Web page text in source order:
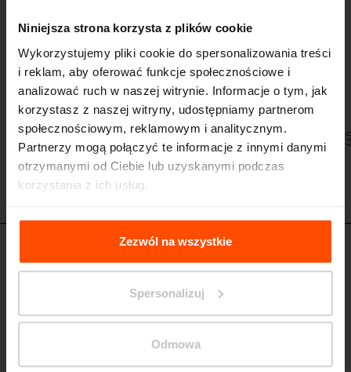
Niniejsza strona korzysta z plików cookie
Wykorzystujemy pliki cookie do spersonalizowania treści
i reklam, aby oferować funkcje społecznościowe i
analizować ruch w naszej witrynie. Informacje o tym, jak
korzystasz z naszej witryny, udostępniamy partnerom
społecznościowym, reklamowym i analitycznym.
Partnerzy mogą połączyć te informacje z innymi danymi
otrzymanymi od Ciebie lub uzyskanymi podczas
korzystania z ich usług.
Więcej informacji można znaleźć na stroniePrinciples
Relating to the Processing Personal Data
Zezwól na wszystkie
Spersonalizuj
Odmowa
Krata ochronna wokół drzew
wielofunkcyjna, konstrukcja stalowa, siedziska z blachy perforowanej /